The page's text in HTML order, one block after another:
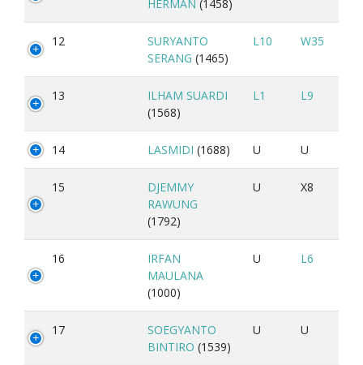
HERMAN (1458)
12
SURYANTO
SERANG (1465)
L10 W35
13
ILHAM SUARDI
(1568)
L1 L9
14 LASMIDI (1688) U U
15
DJEMMY
RAWUNG
(1792)
U X8
16
IRFAN
MAULANA
(1000)
U L6
17
SOEGYANTO
BINTIRO (1539)
U U